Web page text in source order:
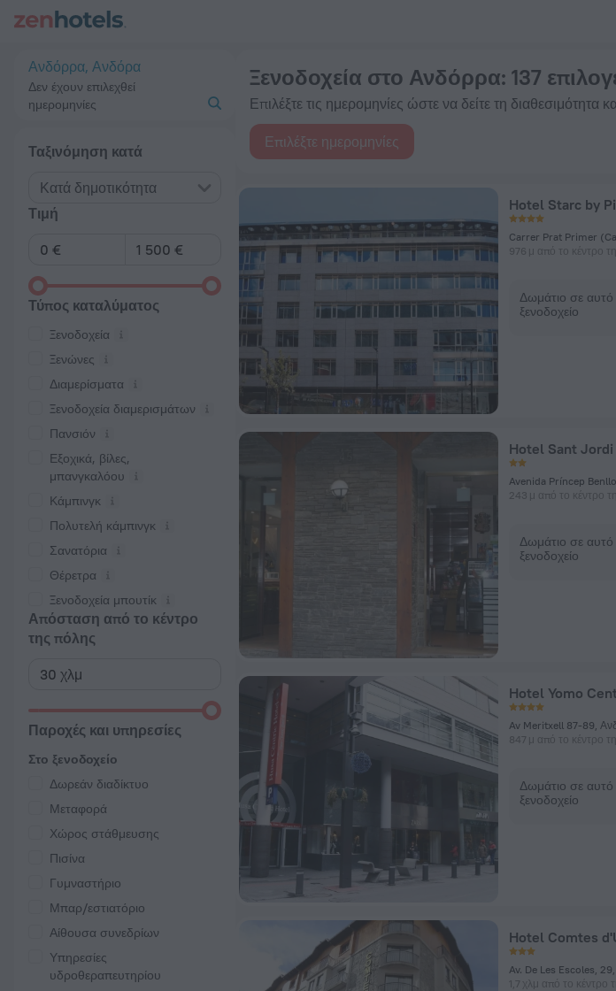
Ανδόρρα, Ανδόρα
Δεν έχουν επιλεχθεί
ημερομηνίες
Ταξινόμηση κατά
Κατά δημοτικότητα
Τιμή
Τύπος καταλύματος
Ξενοδοχεία
Ξενώνες
Διαμερίσματα
Ξενοδοχεία διαμερισμάτων
Πανσιόν
Εξοχικά, βίλες,
μπανγκαλόου
Κάμπινγκ
Πολυτελή κάμπινγκ
Σανατόρια
Θέρετρα
Ξενοδοχεία μπουτίκ
Απόσταση από το κέντρο
της πόλης
Παροχές και υπηρεσίες
Στο ξενοδοχείο
Δωρεάν διαδίκτυο
Μεταφορά
Χώρος στάθμευσης
Πισίνα
Γυμναστήριο
Μπαρ/εστιατόριο
Αίθουσα συνεδρίων
Υπηρεσίες
υδροθεραπευτηρίου
Ξενοδοχεία στο Ανδόρρα: 137
Επιλέξτε τις ημερομηνίες ώστε να δείτε τη διαθεσιμότητα
Επιλέξτε ημερομηνίες
Hotel Starc by
Carrer Prat Primer
976 μ από το κέντρο
Δωμάτιο σε αυτό
ξενοδοχείο
Hotel Sant Jordi
Avenida Príncep
243 μ από το κέντρο
Δωμάτιο σε αυτό
ξενοδοχείο
Hotel Yomo
Av Meritxell 87-89,
847 μ από το κέντρο
Δωμάτιο σε αυτό
ξενοδοχείο
Hotel Comtes
Av. De Les Escoles,
1,7 χλμ από το
20 κορυφαία Ξενοδοχεία στο Ανδόρρα 2026 από 61 € - Κάντε κράτηση τώρα στην πλατφόρμα